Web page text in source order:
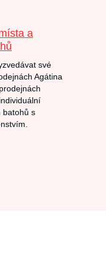
a
své
Agátina
batohů s